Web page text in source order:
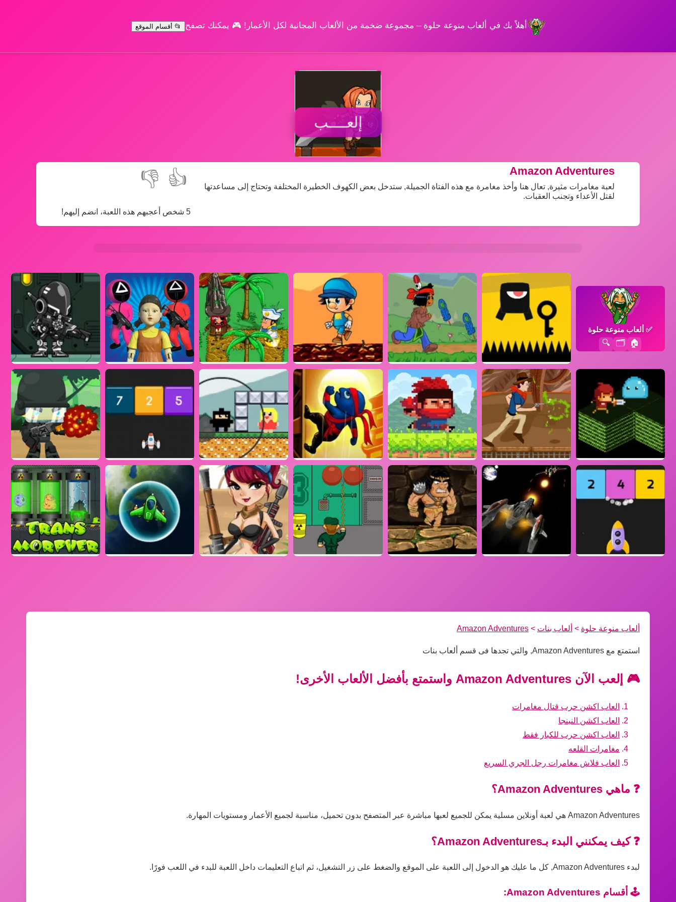
أهلاً بك في ألعاب منوعة حلوة – مجموعة ضخمة من الألعاب المجانية لكل الأعمار! 🎮 يمكنك تصفح 📂 أقسام الموقع
إلعــــب
👍
👎
5 شخص أعجبهم هذه اللعبة، انضم إليهم!
Amazon Adventures
لعبة مغامرات مثيرة, تعال هنا وأخذ مغامرة مع هذه الفتاة الجميلة, ستدخل بعض الكهوف الخطيرة المختلفة وتحتاج إلى مساعدتها
لقتل الأعداء وتجنب العقبات.
✅ألعاب منوعة حلوة
🏠
🗂️
🔍
ألعاب منوعة حلوة > ألعاب بنات >
Amazon Adventures
استمتع مع Amazon Adventures, والتي تجدها فى قسم ألعاب بنات
🎮 إلعب الآن Amazon Adventures واستمتع بأفضل الألعاب الأخرى!
العاب اكشن حرب قتال مغامرات
العاب اكشن النينجا
العاب اكشن حرب للكبار فقط
مغامرات القلعه
العاب فلاش مغامرات رجل الجري السريع
❓ ماهي Amazon Adventures؟
Amazon Adventures هي لعبة أونلاين مسلية يمكن للجميع لعبها مباشرة عبر المتصفح بدون تحميل، مناسبة لجميع الأعمار ومستويات المهارة.
❓ كيف يمكنني البدء بـAmazon Adventures؟
لبدء Amazon Adventures, كل ما عليك هو الدخول إلى اللعبة على الموقع والضغط على زر التشغيل، ثم اتباع التعليمات داخل اللعبة للبدء في اللعب فورًا.
🕹️ أقسام Amazon Adventures: